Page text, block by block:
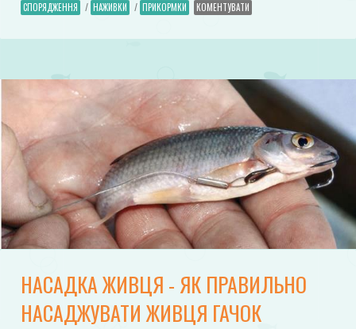
СПОРЯДЖЕННЯ / НАЖИВКИ / ПРИКОРМКИ КОМЕНТУВАТИ
НАСАДКА ЖИВЦЯ - ЯК ПРАВИЛЬНО
НАСАДЖУВАТИ ЖИВЦЯ ГАЧОК